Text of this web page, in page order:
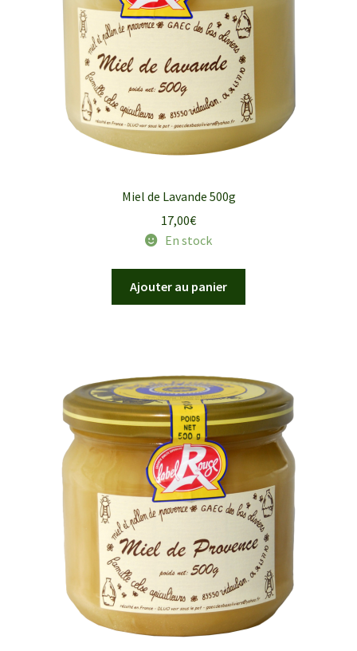
Miel de Lavande 500g
17,00€
En stock
Ajouter au panier